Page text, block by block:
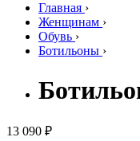
Главная ›
Женщинам ›
Обувь ›
Ботильоны ›
13 090 ₽